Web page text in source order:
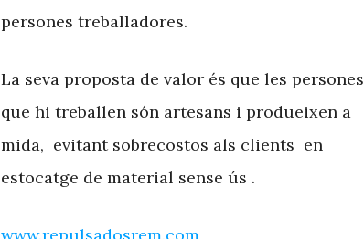
persones treballadores.
La seva proposta de valor és que les persones
que hi treballen són artesans i produeixen a
mida, evitant sobrecostos als clients en
estocatge de material sense ús .